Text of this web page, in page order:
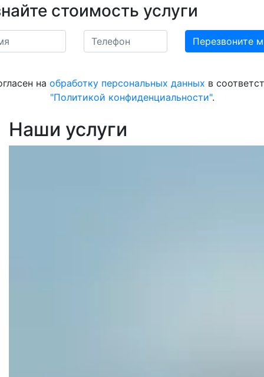
стоимость услуги
на обработку персональных данных в
"Политикой конфиденциальности".
Наши услуги